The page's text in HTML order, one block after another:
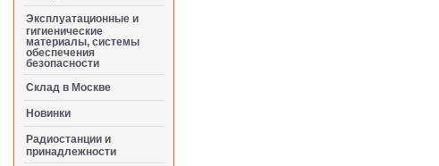
Эксплуатационные и
гигиенические
материалы, системы
обеспечения
безопасности
Cклад в Москве
Новинки
Радиостанции и
принадлежности